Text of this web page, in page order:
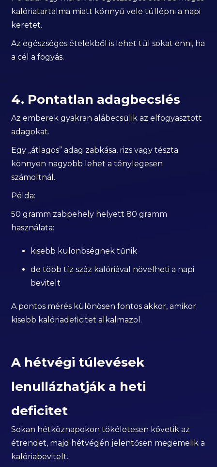
kalóriatartalma miatt könnyű vele túllépni a napi
keretet.
Az egészséges ételekből is lehet túl sokat enni, ha
a cél a fogyás.
4. Pontatlan adagbecslés
Az emberek gyakran alábecsülik az elfogyasztott
adagokat.
Egy „átlagos” adag zabkása, rizs vagy tészta
könnyen nagyobb lehet a ténylegesen
számoltnál.
Példa:
50 gramm zabpehely helyett 80 gramm
használata:
kisebb különbségnek tűnik
de több tíz száz kalóriával növelheti a napi
bevitelt
A pontos mérés különösen fontos akkor, amikor
kisebb kalóriadeficitet alkalmazol.
A hétvégi túlevések
lenullázhatják a heti
deficitet
Sokan hétköznapokon tökéletesen követik az
étrendet, majd hétvégén jelentősen megemelik a
kalóriabevitelt.